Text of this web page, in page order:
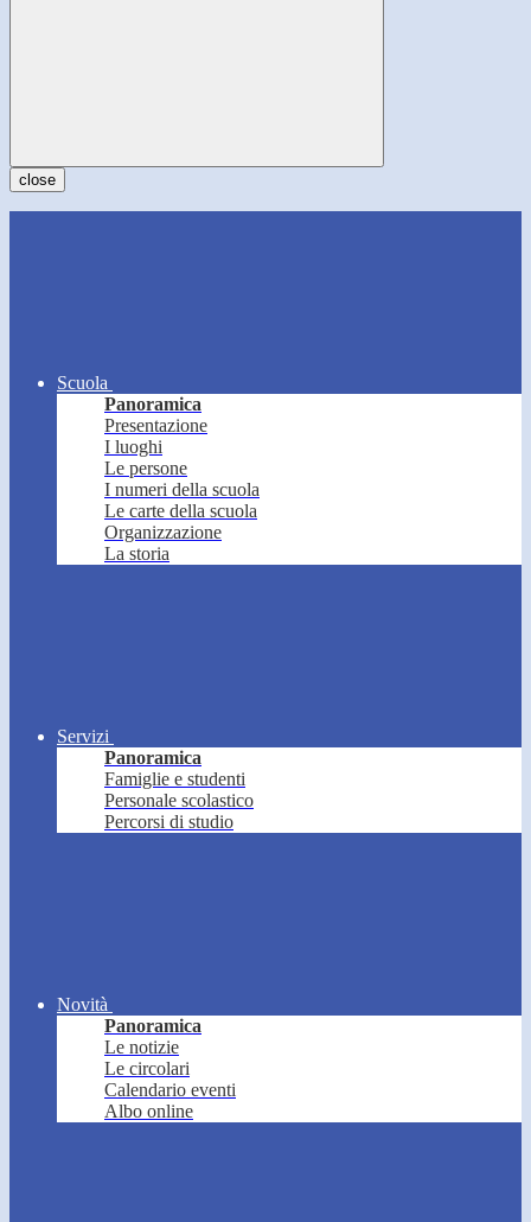
close
Scuola
Panoramica
Presentazione
I luoghi
Le persone
I numeri della scuola
Le carte della scuola
Organizzazione
La storia
Servizi
Panoramica
Famiglie e studenti
Personale scolastico
Percorsi di studio
Novità
Panoramica
Le notizie
Le circolari
Calendario eventi
Albo online